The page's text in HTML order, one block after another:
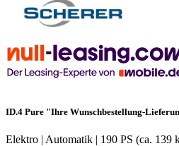
ID.4 Pure "Ihre Wunschbestellung-
Elektro | Automatik | 190 PS (ca. 139